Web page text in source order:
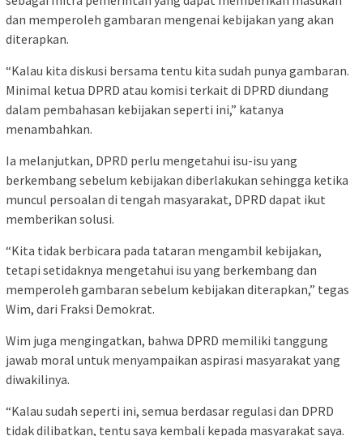
dan memperoleh gambaran mengenai kebijakan yang akan
diterapkan.
“Kalau kita diskusi bersama tentu kita sudah punya gambaran.
Minimal ketua DPRD atau komisi terkait di DPRD diundang
dalam pembahasan kebijakan seperti ini,” katanya
menambahkan.
Ia melanjutkan, DPRD perlu mengetahui isu-isu yang
berkembang sebelum kebijakan diberlakukan sehingga ketika
muncul persoalan di tengah masyarakat, DPRD dapat ikut
memberikan solusi.
“Kita tidak berbicara pada tataran mengambil kebijakan,
tetapi setidaknya mengetahui isu yang berkembang dan
memperoleh gambaran sebelum kebijakan diterapkan,” tegas
Wim, dari Fraksi Demokrat.
Wim juga mengingatkan, bahwa DPRD memiliki tanggung
jawab moral untuk menyampaikan aspirasi masyarakat yang
diwakilinya.
“Kalau sudah seperti ini, semua berdasar regulasi dan DPRD
tidak dilibatkan, tentu saya kembali kepada masyarakat saya.